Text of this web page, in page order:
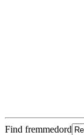
Find fremmedord